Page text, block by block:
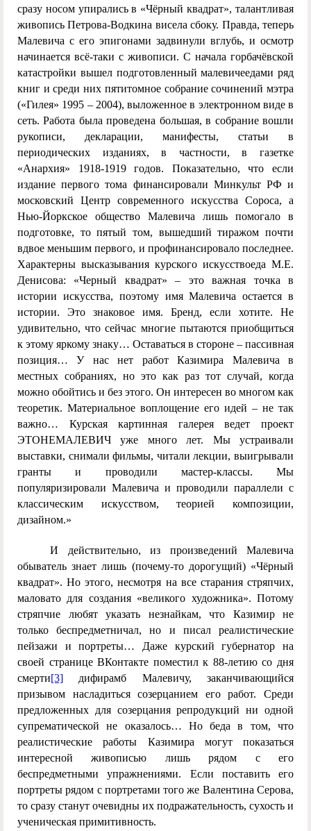
сразу носом упирались в «Чёрный квадрат», талантливая
живопись Петрова-Водкина висела сбоку. Правда, теперь
Малевича с его эпигонами задвинули вглубь, и осмотр
начинается всё-таки с живописи. С начала горбачёвской
катастройки вышел подготовленный малевичеедами ряд
книг и среди них пятитомное собрание сочинений мэтра
(«Гилея» 1995 – 2004), выложенное в электронном виде в
сеть. Работа была проведена большая, в собрание вошли
рукописи, декларации, манифесты, статьи в
периодических изданиях, в частности, в газетке
«Анархия» 1918-1919 годов. Показательно, что если
издание первого тома финансировали Минкульт РФ и
московский Центр современного искусства Сороса, а
Нью-Йоркское общество Малевича лишь помогало в
подготовке, то пятый том, вышедший тиражом почти
вдвое меньшим первого, и профинансировало последнее.
Характерны высказывания курского искусствоеда М.Е.
Денисова: «Черный квадрат» – это важная точка в
истории искусства, поэтому имя Малевича остается в
истории. Это знаковое имя. Бренд, если хотите. Не
удивительно, что сейчас многие пытаются приобщиться
к этому яркому знаку… Оставаться в стороне – пассивная
позиция… У нас нет работ Казимира Малевича в
местных собраниях, но это как раз тот случай, когда
можно обойтись и без этого. Он интересен во многом как
теоретик. Материальное воплощение его идей – не так
важно… Курская картинная галерея ведет проект
ЭТОНЕМАЛЕВИЧ уже много лет. Мы устраивали
выставки, снимали фильмы, читали лекции, выигрывали
гранты и проводили мастер-классы. Мы
популяризировали Малевича и проводили параллели с
классическим искусством, теорией композиции,
дизайном.»
И действительно, из произведений Малевича
обыватель знает лишь (почему-то дорогущий) «Чёрный
квадрат». Но этого, несмотря на все старания стряпчих,
маловато для создания «великого художника». Потому
стряпчие любят указать незнайкам, что Казимир не
только беспредметничал, но и писал реалистические
пейзажи и портреты… Даже курский губернатор на
своей странице ВКонтакте поместил к 88-летию со дня
смерти[3] дифирамб Малевичу, заканчивающийся
призывом насладиться созерцанием его работ. Среди
предложенных для созерцания репродукций ни одной
супрематической не оказалось… Но беда в том, что
реалистические работы Казимира могут показаться
интересной живописью лишь рядом с его
беспредметными упражнениями. Если поставить его
портреты рядом с портретами того же Валентина Серова,
то сразу станут очевидны их подражательность, сухость и
ученическая примитивность.